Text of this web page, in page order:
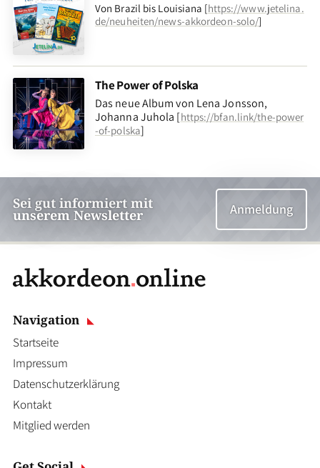
Von Brazil bis Louisiana [https://www.jetelina.
de/neuheiten/news-akkordeon-solo/]
The Power of Polska
Das neue Album von Lena Jonsson,
Johanna Juhola [https://bfan.link/the-power
-of-polska]
Sei gut informiert mit
unserem Newsletter Anmeldung
Navigation
Startseite
Impressum
Datenschutzerklärung
Kontakt
Mitglied werden